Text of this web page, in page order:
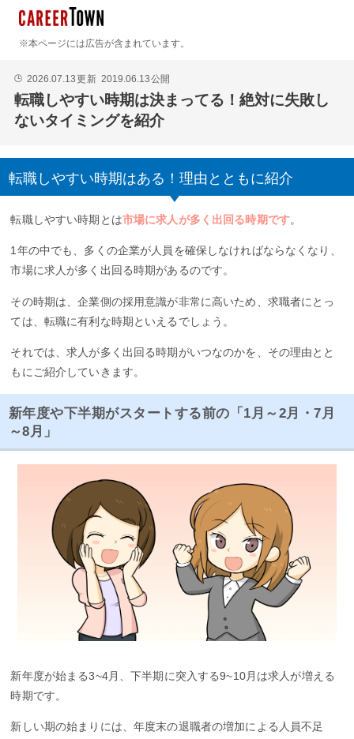
※本ページには広告が含まれています。
🕒 2026.07.13更新 2019.06.13公開
転職しやすい時期は決まってる！絶対に失敗し
ないタイミングを紹介
転職しやすい時期はある！理由とともに紹介
転職しやすい時期とは市場に求人が多く出回る時期です。
1年の中でも、多くの企業が人員を確保しなければならなくなり、
市場に求人が多く出回る時期があるのです。
その時期は、企業側の採用意識が非常に高いため、求職者にとっ
ては、転職に有利な時期といえるでしょう。
それでは、求人が多く出回る時期がいつなのかを、その理由とと
もにご紹介していきます。
新年度や下半期がスタートする前の「1月～2月・7月
～8月」
新年度が始まる3~4月、下半期に突入する9~10月は求人が増える
時期です。
新しい期の始まりには、年度末の退職者の増加による人員不足